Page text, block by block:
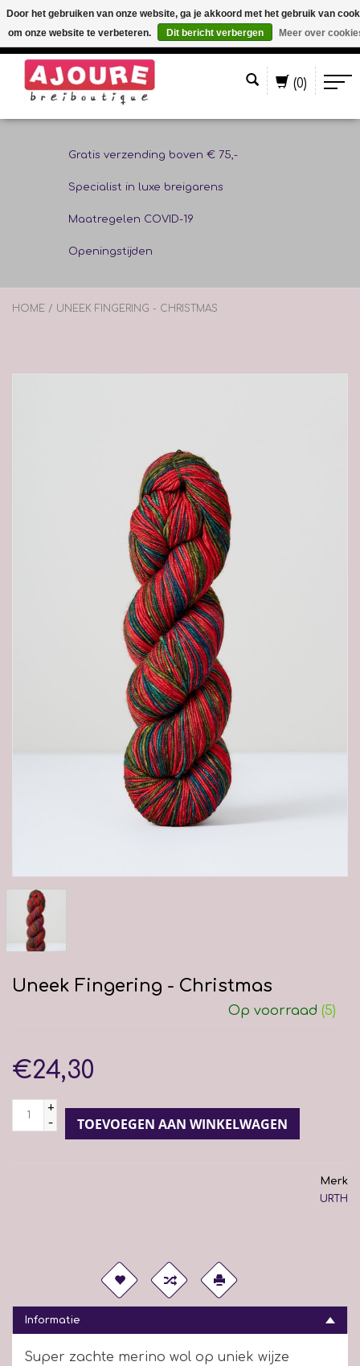
(0)
Gratis verzending boven € 75,-
Specialist in luxe breigarens
Maatregelen COVID-19
Openingstijden
HOME / UNEEK FINGERING - CHRISTMAS
Uneek Fingering - Christmas
Op voorraad (5)
€24,30
+
-
TOEVOEGEN AAN WINKELWAGEN
Merk
URTH
Informatie
Super zachte merino wol op uniek wijze
Door het gebruiken van onze website, ga je akkoord met het gebruik van
om onze website te verbeteren.
Dit bericht verbergen Meer over